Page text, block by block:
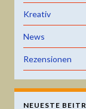
Kreativ
News
Rezensionen
NEUESTE